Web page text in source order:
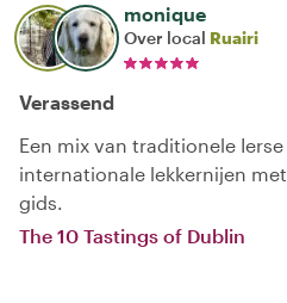
monique
Over local Ruairi
Verassend
Een mix van traditionele
internationale lekkernijen
gids.
The 10 Tastings of Dublin